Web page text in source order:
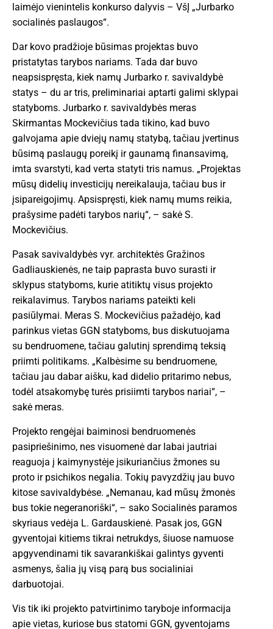
laimėjo vienintelis konkurso dalyvis – VšĮ „Jurbarko
socialinės paslaugos“.
Dar kovo pradžioje būsimas projektas buvo
pristatytas tarybos nariams. Tada dar buvo
neapsispręsta, kiek namų Jurbarko r. savivaldybė
statys – du ar tris, preliminariai aptarti galimi sklypai
statyboms. Jurbarko r. savivaldybės meras
Skirmantas Mockevičius tada tikino, kad buvo
galvojama apie dviejų namų statybą, tačiau įvertinus
būsimą paslaugų poreikį ir gaunamą finansavimą,
imta svarstyti, kad verta statyti tris namus. „Projektas
mūsų didelių investicijų nereikalauja, tačiau bus ir
įsipareigojimų. Apsispręsti, kiek namų mums reikia,
prašysime padėti tarybos narių“, – sakė S.
Mockevičius.
Pasak savivaldybės vyr. architektės Gražinos
Gadliauskienės, ne taip paprasta buvo surasti ir
sklypus statyboms, kurie atitiktų visus projekto
reikalavimus. Tarybos nariams pateikti keli
pasiūlymai. Meras S. Mockevičius pažadėjo, kad
parinkus vietas GGN statyboms, bus diskutuojama
su bendruomene, tačiau galutinį sprendimą teksią
priimti politikams. „Kalbėsime su bendruomene,
tačiau jau dabar aišku, kad didelio pritarimo nebus,
todėl atsakomybę turės prisiimti tarybos nariai“, –
sakė meras.
Projekto rengėjai baiminosi bendruomenės
pasipriešinimo, nes visuomenė dar labai jautriai
reaguoja į kaimynystėje įsikuriančius žmones su
proto ir psichikos negalia. Tokių pavyzdžių jau buvo
kitose savivaldybėse. „Nemanau, kad mūsų žmonės
bus tokie negeranoriški“, – sako Socialinės paramos
skyriaus vedėja L. Gardauskienė. Pasak jos, GGN
gyventojai kitiems tikrai netrukdys, šiuose namuose
apgyvendinami tik savarankiškai galintys gyventi
asmenys, šalia jų visą parą bus socialiniai
darbuotojai.
Vis tik iki projekto patvirtinimo taryboje informacija
apie vietas, kuriose bus statomi GGN, gyventojams